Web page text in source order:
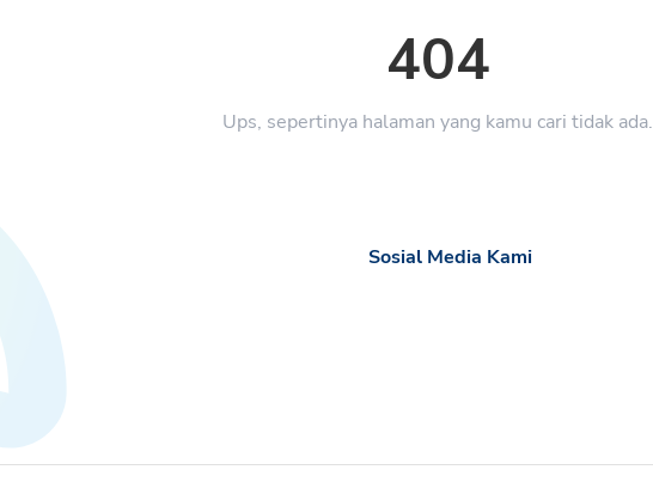
404
Ups, sepertinya halaman yang kamu cari tidak ada.
Sosial Media Kami